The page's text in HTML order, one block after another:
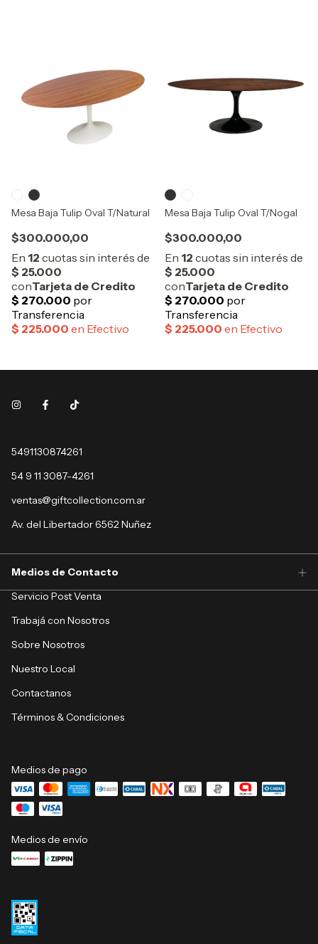
Mesa Baja Tulip Oval T/Natural
$300.000,00
Mesa Baja Tulip Oval T/Nogal
$300.000,00
5491130874261
54 9 11 3087-4261
ventas@giftcollection.com.ar
Av. del Libertador 6562 Nuñez
Medios de Contacto
Servicio Post Venta
Trabajá con Nosotros
Sobre Nosotros
Nuestro Local
Contactanos
Términos & Condiciones
Medios de pago
Medios de envío